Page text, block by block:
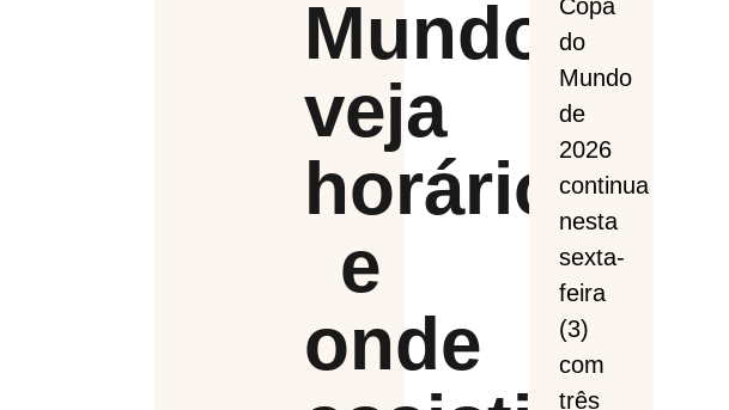
Mundo:
veja
horários
e
onde
Copa
do
Mundo
de
2026
continua
nesta
sexta-
feira
(3)
com
três